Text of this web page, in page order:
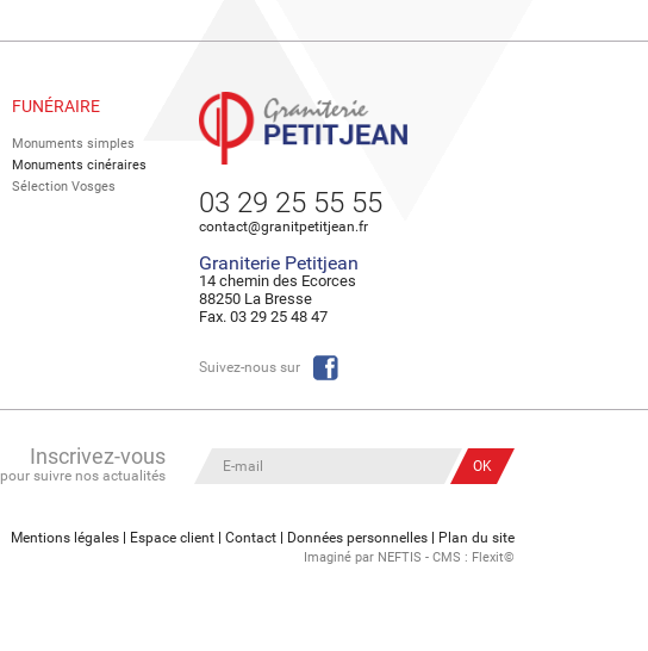
03 29 25 55 55
contact@granitpetitjean.fr
Graniterie Petitjean
14 chemin des Ecorces
88250 La Bresse
Fax. 03 29 25 48 47
Suivez-nous sur
FUNÉRAIRE
Monuments simples
Monuments cinéraires
Sélection Vosges
Inscrivez-vous
pour suivre nos actualités
Mentions légales Espace client Contact Données personnelles Plan du site
Imaginé par NEFTIS - CMS : Flexit©